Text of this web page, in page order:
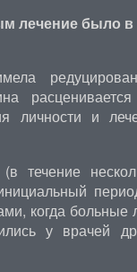
лечение было в
личности и
течение
когда больные
у врачей